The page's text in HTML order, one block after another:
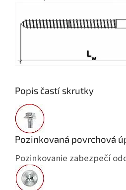
Popis častí skrutky
Pozinkovaná povrchová
Pozinkovanie zabezpečí